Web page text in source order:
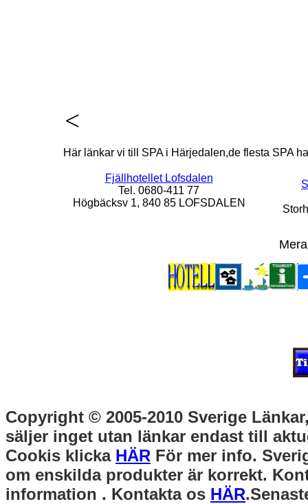
<
Här länkar vi till SPA i Härjedalen,de flesta SPA
Fjällhotellet Lofsdalen
Tel. 0680-411 77
Högbäcksv 1, 840 85 LOFSDALEN
Copyright © 2005-2010 Sverige
säljer inget utan länkar endast till
Cookis klicka HÄR För mer info.
om enskilda produkter är korrekt.
information . Kontakta os HÄR